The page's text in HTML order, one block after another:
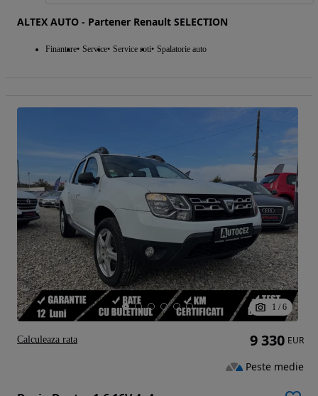
ALTEX AUTO - Partener Renault SELECTION
Finantare Service Service roti Spalatorie auto
1 / 6
9 330 EUR
Peste medie
Calculeaza rata